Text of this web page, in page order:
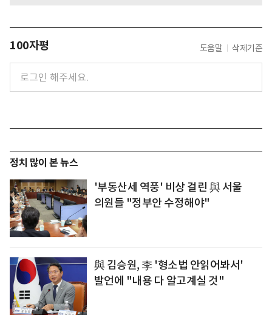
100자평 도움말 삭제기준
정치 많이 본 뉴스
'부동산세 역풍' 비상 걸린 與 서울
의원들 "정부안 수정해야"
與 김승원, 李 '형소법 안읽어봐서'
발언에 "내용 다 알고계실 것"